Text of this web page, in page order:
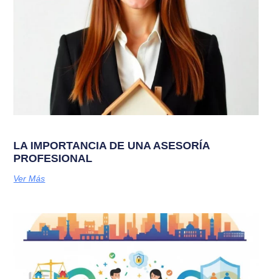
LA IMPORTANCIA DE UNA ASESORÍA
PROFESIONAL
Ver Más